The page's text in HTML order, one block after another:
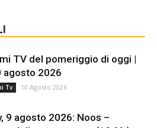
TV del pomeriggio di oggi |
agosto 2026
Tv 10 Agosto 2026
9 agosto 2026: Noos –